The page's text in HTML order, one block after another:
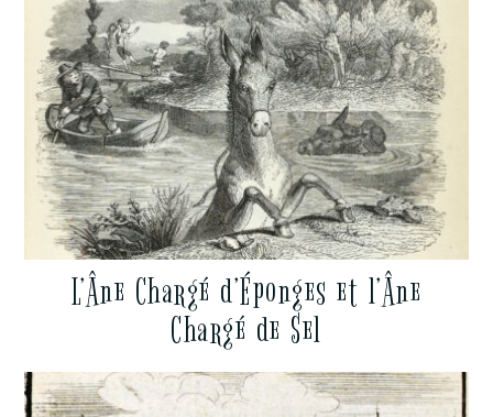
L’Âne Chargé d’Éponges et l’Âne
Chargé de Sel